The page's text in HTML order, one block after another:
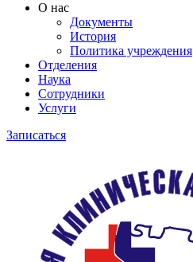
О нас
Документы
История
Политика учреждения
Отделения
Наука
Сотрудники
Услуги
Записаться